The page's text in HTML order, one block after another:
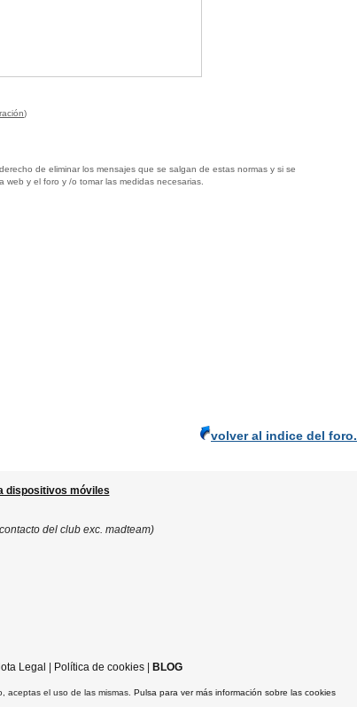
)
de eliminar los mensajes que se salgan de estas normas y si se
y el foro y /o tomar las medidas necesarias.
volver al indice del foro.
dispositivos móviles
del club exc. madteam)
Legal Política de cookies| BLOG
aceptas el uso de las mismas. Pulsa para ver más información sobre las cookies